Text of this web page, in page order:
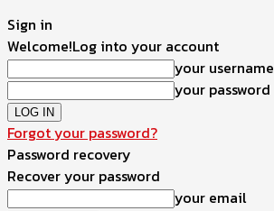
Sign in
Welcome!Log into your account
your username
your password
Forgot your password?
Password recovery
Recover your password
your email